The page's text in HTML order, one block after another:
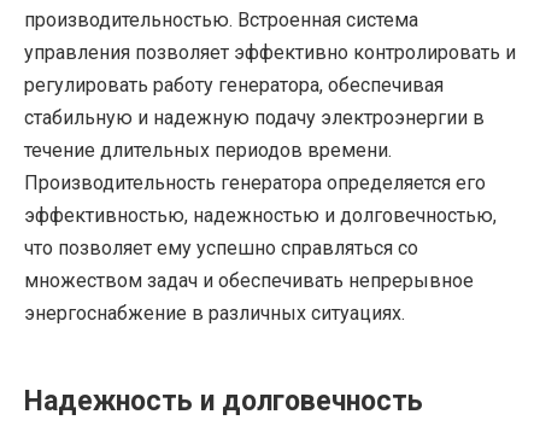
производительностью. Встроенная система
управления позволяет эффективно контролировать и
регулировать работу генератора, обеспечивая
стабильную и надежную подачу электроэнергии в
течение длительных периодов времени.
Производительность генератора определяется его
эффективностью, надежностью и долговечностью,
что позволяет ему успешно справляться со
множеством задач и обеспечивать непрерывное
энергоснабжение в различных ситуациях.
Надежность и долговечность